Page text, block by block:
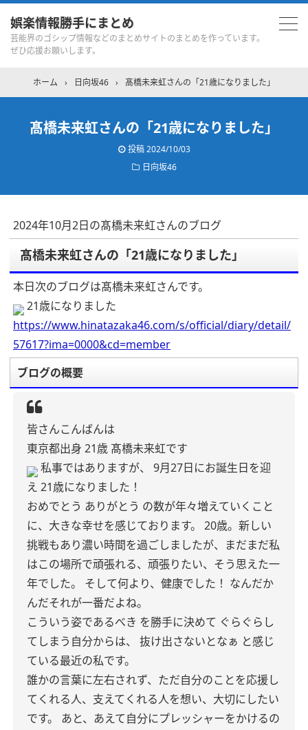
娯楽情報勝手にまとめ
芸能界のゴシップ情報などのまとめサイトのまとめを作っています。
ぜひ応援お願いします。
ホーム › 日向坂46 › 髙橋未来虹さんの「21歳になりました」
髙橋未来虹さんの「21歳になりました」
投稿2024/10/03
日向坂46
2024年10月2日の髙橋未来虹さんのブログ
髙橋未来虹さんの「21歳になりました」
本日次のブログは髙橋未来虹さんです。
21歳になりました
https://www.hinatazaka46.com/s/official/diary/detail/
57617?ima=0000&cd=member
ブログの概要
皆さんこんばんは
東京都出身 21歳 髙橋未来虹です
私事ではありますが、
9月27日にお誕生日を迎
え 21歳になりました！
おめでとう ありがとう の数が年々増えていくこと
に、大きな幸せを感じております。
20歳。新しい
挑戦もあり濃い時間を過ごしましたが、まだまだ私
はこの場所で頑張れる、頑張りたい、そう思えた一
年でした。
そして何より、健康でした！ なんだか
んだそれが一番だよね。
こういう姿であるべき を勝手に決めて ぐらぐらし
てしまう自分からは、
抜け出さないとなぁ と感じ
ている最近の私です。
誰かの言葉に左右されず、ただ自分のことを応援し
てくれる人、支えてくれる人を想い、大切にしたい
です。
あと、あえて自分にプレッシャーをかけるの